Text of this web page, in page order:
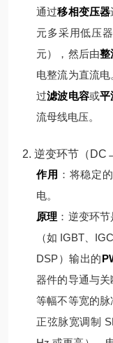
通过移相变压器
元多采用低压
元），然后由整
电整流为直流电
过滤波电容或平
流母线电压。
2. 逆变环节（
作用 ：将稳定
电。
原理 ： 逆变环
（如 IGBT、
DSP）输出的
器件的导通与
等幅不等宽的脉
正弦脉宽调制